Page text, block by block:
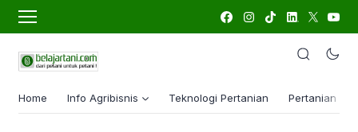
Home Info Agribisnis Teknologi Pertanian Pertanian